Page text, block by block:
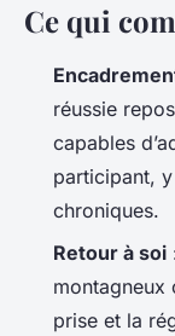
Top
la
idéale
Florinda 07/07/
Ce qui
réussie
capables
participant,
chroniques.
Retour à soi
montagneux
prise et la